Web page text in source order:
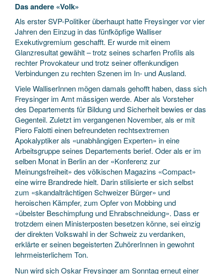
Das andere «Volk»
Als erster SVP-Politiker überhaupt hatte Freysinger vor vier
Jahren den Einzug in das fünfköpfige Walliser
Exekutivgremium geschafft. Er wurde mit einem
Glanzresultat gewählt – trotz seines scharfen Profils als
rechter Provokateur und trotz seiner offenkundigen
Verbindungen zu rechten Szenen im In- und Ausland.
Viele WalliserInnen mögen damals gehofft haben, dass sich
Freysinger im Amt mässigen werde. Aber als Vorsteher
des Departements für Bildung und Sicherheit bewies er das
Gegenteil. Zuletzt im vergangenen November, als er mit
Piero Falotti einen befreundeten rechtsextremen
Apokalyptiker als «unabhängigen Experten» in eine
Arbeitsgruppe seines Departements berief. Oder als er im
selben Monat in Berlin an der «Konferenz zur
Meinungsfreiheit» des völkischen Magazins «Compact»
eine wirre Brandrede hielt. Darin stilisierte er sich selbst
zum «skandalträchtigen Schweizer Bürger» und
heroischen Kämpfer, zum Opfer von Mobbing und
«übelster Beschimpfung und Ehrabschneidung». Dass er
trotzdem einen Ministerposten besetzen könne, sei einzig
der direkten Volkswahl in der Schweiz zu verdanken,
erklärte er seinen begeisterten ZuhörerInnen in gewohnt
lehrmeisterlichem Ton.
Nun wird sich Oskar Freysinger am Sonntag erneut einer